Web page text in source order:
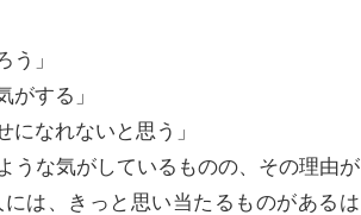
う」
がする」
になれないと思う」
うな気がしているものの、その理由が
は、きっと思い当たるものがあるは